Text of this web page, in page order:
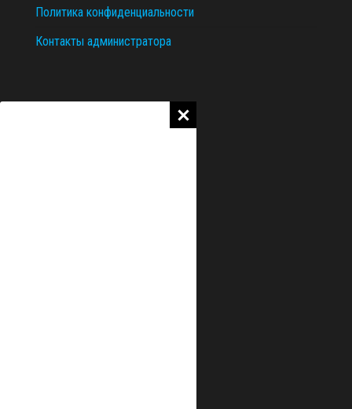
Политика конфиденциальности
Контакты администратора